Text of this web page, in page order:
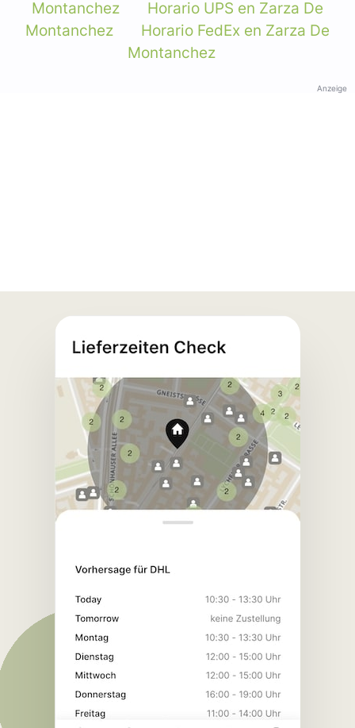
Montanchez
Horario UPS en Zarza De
Montanchez
Horario FedEx en Zarza De
Montanchez
Anzeige